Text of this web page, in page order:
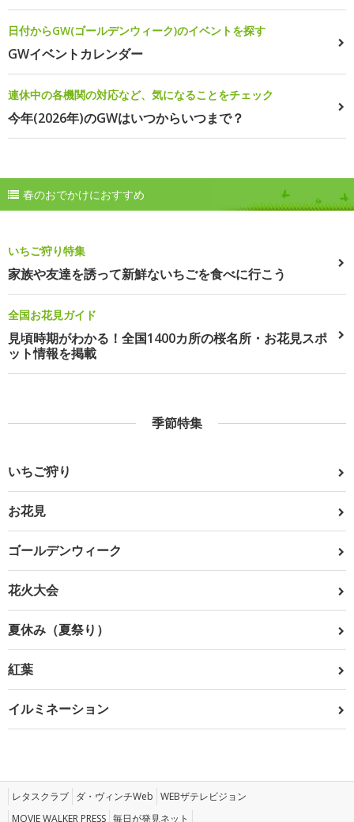
日付からGW(ゴールデンウィーク)のイベントを探す
GWイベントカレンダー
連休中の各機関の対応など、気になることをチェック
今年(2026年)のGWはいつからいつまで？
春のおでかけにおすすめ
いちご狩り特集
家族や友達を誘って新鮮ないちごを食べに行こう
全国お花見ガイド
見頃時期がわかる！全国1400カ所の桜名所・お花見スポ
ット情報を掲載
季節特集
いちご狩り
お花見
ゴールデンウィーク
花火大会
夏休み（夏祭り）
紅葉
イルミネーション
レタスクラブ ダ・ヴィンチWeb WEBザテレビジョン
MOVIE WALKER PRESS 毎日が発見ネット